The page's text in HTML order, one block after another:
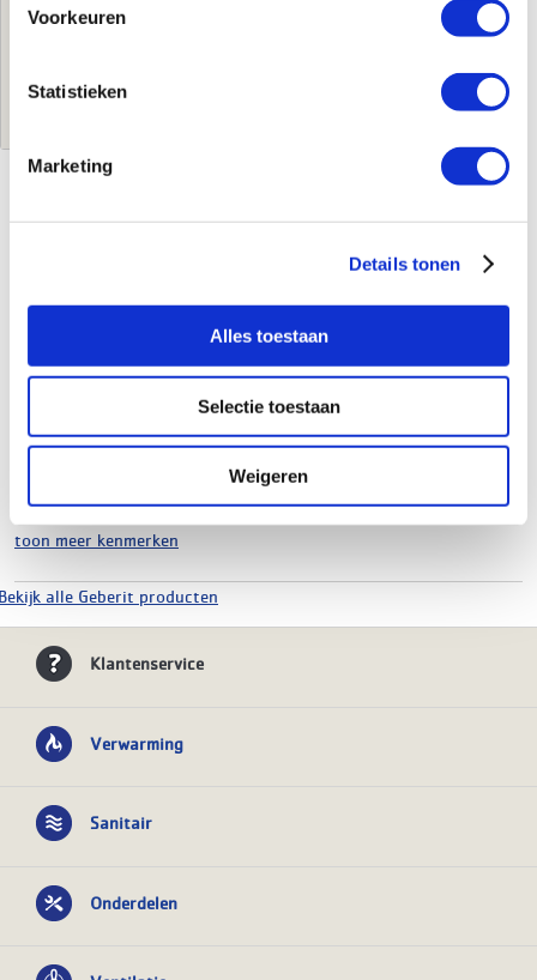
Voorkeuren
Statistieken
Marketing
Details tonen
Alles toestaan
Selectie toestaan
Weigeren
€547,43per stuk
Log in voor jouw prijs
Kenmerken
Leverancierscode
502.796.00.1
4025410060112
Serie
Option
Materiaal
Glas aluminium
Breedte
500 mm
toon meer kenmerken
alle Geberit producten
Klantenservice
Verwarming
Sanitair
Onderdelen